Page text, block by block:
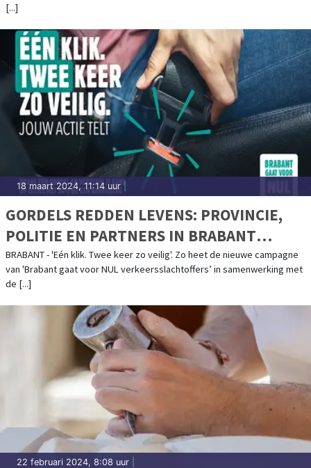
[...]
18 maart 2024, 11:14 uur
GORDELS REDDEN LEVENS: PROVINCIE,
POLITIE EN PARTNERS IN BRABANT
STARTEN NIEUWE CAMPAGNE
BRABANT - 'Eén klik. Twee keer zo veilig'. Zo heet de nieuwe campagne
van 'Brabant gaat voor NUL verkeersslachtoffers’ in samenwerking met
de [...]
22 februari 2024, 8:08 uur